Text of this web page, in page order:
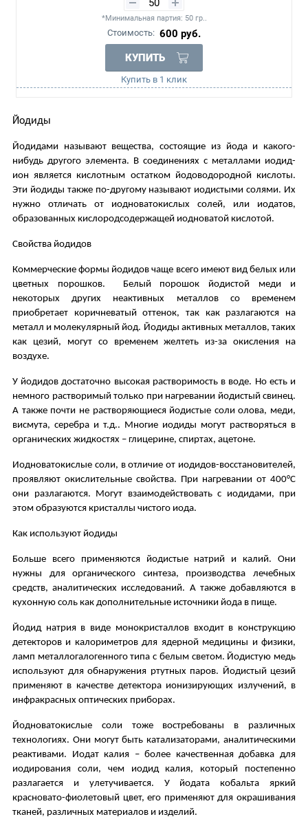
*Минимальная партия: 50 гр..
Стоимость: 600 руб.
КУПИТЬ
Купить в 1 клик
Йодиды
Йодидами называют вещества, состоящие из йода и какого-
нибудь другого элемента. В соединениях с металлами иодид-
ион является кислотным остатком йодоводородной кислоты.
Эти йодиды также по-другому называют иодистыми солями. Их
нужно отличать от иодноватокислых солей, или иодатов,
образованных кислородсодержащей иодноватой кислотой.
Свойства йодидов
Коммерческие формы йодидов чаще всего имеют вид белых или
цветных порошков. Белый порошок йодистой меди и
некоторых других неактивных металлов со временем
приобретает коричневатый оттенок, так как разлагаются на
металл и молекулярный йод. Йодиды активных металлов, таких
как цезий, могут со временем желтеть из-за окисления на
воздухе.
У йодидов достаточно высокая растворимость в воде. Но есть и
немного растворимый только при нагревании йодистый свинец.
А также почти не растворяющиеся йодистые соли олова, меди,
висмута, серебра и т.д.. Многие иодиды могут растворяться в
органических жидкостях – глицерине, спиртах, ацетоне.
Иодноватокислые соли, в отличие от иодидов-восстановителей,
проявляют окислительные свойства. При нагревании от 400°C
они разлагаются. Могут взаимодействовать с иодидами, при
этом образуются кристаллы чистого иода.
Как используют йодиды
Больше всего применяются йодистые натрий и калий. Они
нужны для органического синтеза, производства лечебных
средств, аналитических исследований. А также добавляются в
кухонную соль как дополнительные источники йода в пище.
Йодид натрия в виде монокристаллов входит в конструкцию
детекторов и калориметров для ядерной медицины и физики,
ламп металлогалогенного типа с белым светом. Йодистую медь
используют для обнаружения ртутных паров. Йодистый цезий
применяют в качестве детектора ионизирующих излучений, в
инфракрасных оптических приборах.
Йодноватокислые соли тоже востребованы в различных
технологиях. Они могут быть катализаторами, аналитическими
реактивами. Иодат калия – более качественная добавка для
иодирования соли, чем иодид калия, который постепенно
разлагается и улетучивается. У йодата кобальта яркий
красновато-фиолетовый цвет, его применяют для окрашивания
тканей, различных материалов и изделий.